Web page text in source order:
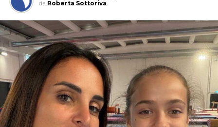
da Roberta Sottoriva